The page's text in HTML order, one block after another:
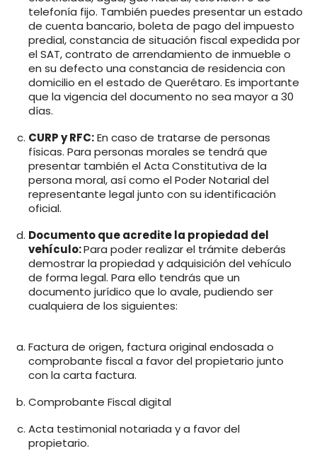
telefonía fijo. También puedes presentar un estado
de cuenta bancario, boleta de pago del impuesto
predial, constancia de situación fiscal expedida por
el SAT, contrato de arrendamiento de inmueble o
en su defecto una constancia de residencia con
domicilio en el estado de Querétaro. Es importante
que la vigencia del documento no sea mayor a 30
días.
CURP y RFC:En caso de tratarse de personas
físicas. Para personas morales se tendrá que
presentar también el Acta Constitutiva de la
persona moral, así como el Poder Notarial del
representante legal junto con su identificación
oficial.
Documento que acredite la propiedad del
vehículo:Para poder realizar el trámite deberás
demostrar la propiedad y adquisición del vehículo
de forma legal. Para ello tendrás que un
documento jurídico que lo avale, pudiendo ser
cualquiera de los siguientes:
Factura de origen, factura original endosada o
comprobante fiscal a favor del propietario junto
con la carta factura.
Comprobante Fiscal digital
Acta testimonial notariada y a favor del
propietario.